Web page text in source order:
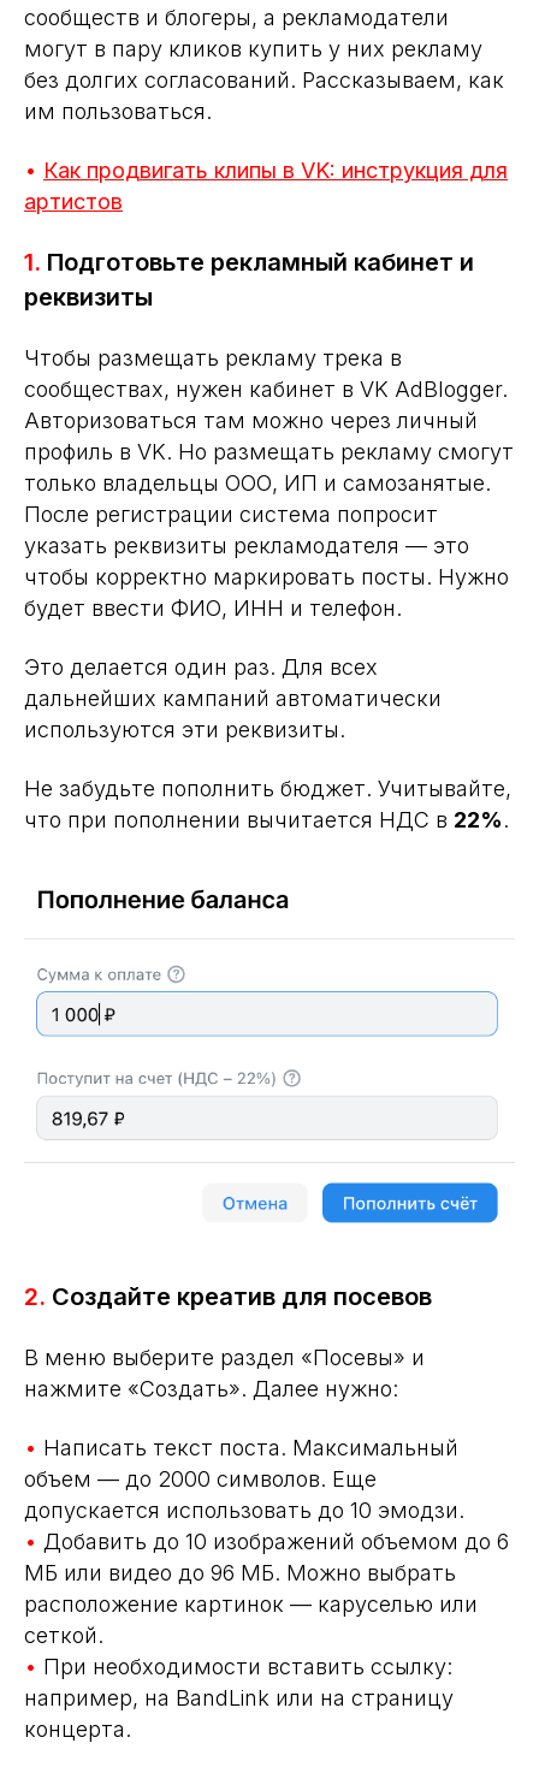
сообществ и блогеры, а рекламодатели
могут в пару кликов купить у них рекламу
без долгих согласований. Рассказываем, как
им пользоваться.
• Как продвигать клипы в VK: инструкция для
артистов
1. Подготовьте рекламный кабинет и
реквизиты
Чтобы размещать рекламу трека в
сообществах, нужен кабинет в VK AdBlogger.
Авторизоваться там можно через личный
профиль в VK. Но размещать рекламу смогут
только владельцы ООО, ИП и самозанятые.
После регистрации система попросит
указать реквизиты рекламодателя — это
чтобы корректно маркировать посты. Нужно
будет ввести ФИО, ИНН и телефон.
Это делается один раз. Для всех
дальнейших кампаний автоматически
используются эти реквизиты.
Не забудьте пополнить бюджет. Учитывайте,
что при пополнении вычитается НДС в 22%.
2. Создайте креатив для посевов
В меню выберите раздел «Посевы» и
нажмите «Создать». Далее нужно:
• Написать текст поста. Максимальный
объем — до 2000 символов. Еще
допускается использовать до 10 эмодзи.
• Добавить до 10 изображений объемом до 6
МБ или видео до 96 МБ. Можно выбрать
расположение картинок — каруселью или
сеткой.
• При необходимости вставить ссылку:
например, на BandLink или на страницу
концерта.